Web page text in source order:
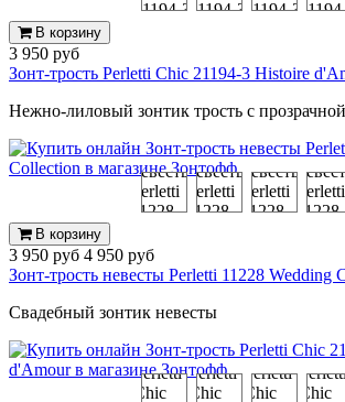
В корзину
3 950 руб
Зонт-трость Perletti Chic 21194-3 Histoire
Нежно-лиловый зонтик трость с
В корзину
3 950 руб 4 950 руб
Зонт-трость невесты Perletti 11228 Wedding
Свадебный зонтик невесты